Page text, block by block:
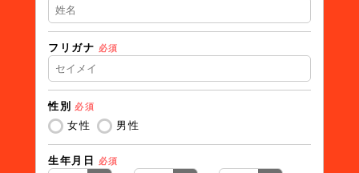
フリガナ 必須
性別 必須
女性 男性
生年月日 必須